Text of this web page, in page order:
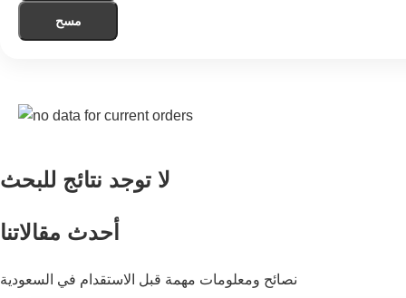
مسح
لا توجد نتائج للبحث
أحدث مقالاتنا
نصائح ومعلومات مهمة قبل الاستقدام في السعودية